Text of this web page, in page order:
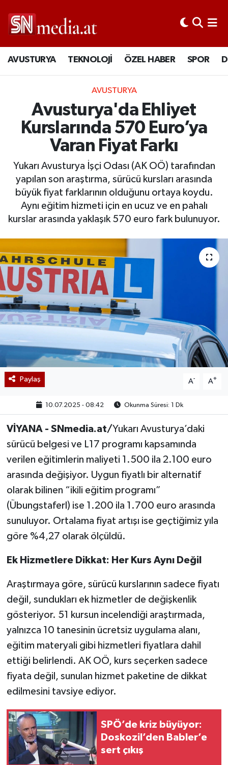
AVUSTURYA TEKNOLOJİ ÖZEL HABER SPOR
AVUSTURYA
Avusturya'da Ehliyet
Kurslarında 570 Euro’ya
Varan Fiyat Farkı
Yukarı Avusturya İşçi Odası (AK OÖ) tarafından
yapılan son araştırma, sürücü kursları arasında
büyük fiyat farklarının olduğunu ortaya koydu.
Aynı eğitim hizmeti için en ucuz ve en pahalı
kurslar arasında yaklaşık 570 euro fark bulunuyor.
Paylaş A- A+
10.07.2025 - 08:42 Okunma Süresi: 1 Dk
VİYANA - SNmedia.at/Yukarı Avusturya’daki
sürücü belgesi ve L17 programı kapsamında
verilen eğitimlerin maliyeti 1.500 ila 2.100 euro
arasında değişiyor. Uygun fiyatlı bir alternatif
olarak bilinen “ikili eğitim programı”
(Übungstaferl) ise 1.200 ila 1.700 euro arasında
sunuluyor. Ortalama fiyat artışı ise geçtiğimiz yıla
göre %4,27 olarak ölçüldü.
Ek Hizmetlere Dikkat: Her Kurs Aynı Değil
Araştırmaya göre, sürücü kurslarının sadece fiyatı
değil, sundukları ek hizmetler de değişkenlik
gösteriyor. 51 kursun incelendiği araştırmada,
yalnızca 10 tanesinin ücretsiz uygulama alanı,
eğitim materyali gibi hizmetleri fiyatlara dahil
ettiği belirlendi. AK OÖ, kurs seçerken sadece
fiyata değil, sunulan hizmet paketine de dikkat
edilmesini tavsiye ediyor.
SPÖ’de kriz büyüyor:
Doskozil’den Babler’e
sert çıkış